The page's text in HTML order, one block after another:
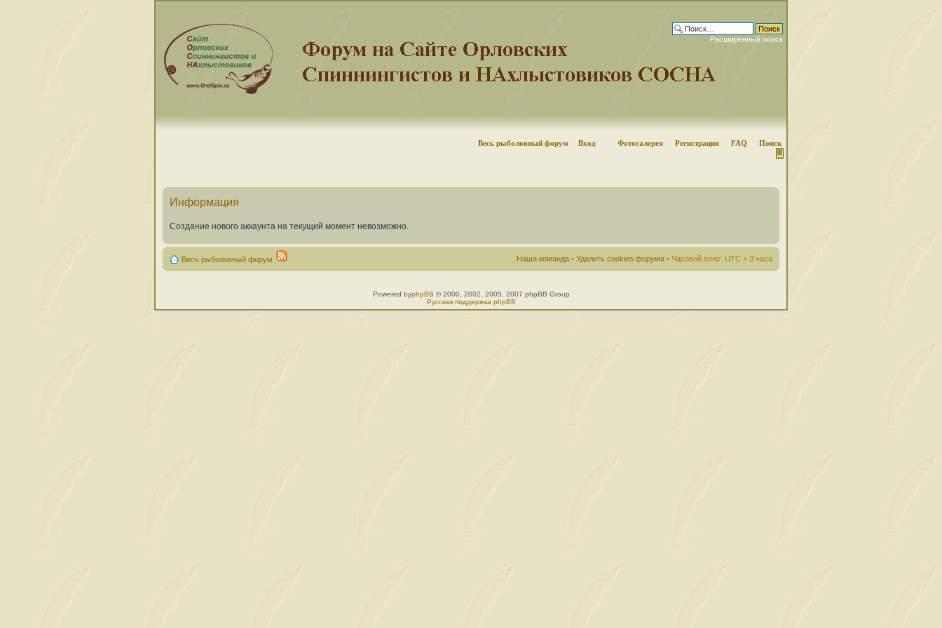
Расширенный поиск
Весь рыболовный форум Вход Фотогалерея Регистрация FAQ Поиск
Информация
Создание нового аккаунта на текущий момент невозможно.
Весь рыболовный форум Наша команда • Удалить cookies форума • Часовой пояс: UTC + 3 часа
Powered byphpBB © 2000, 2002, 2005, 2007 phpBB Group
Русская поддержка phpBB